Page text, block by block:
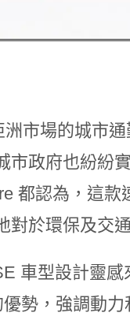
市場的城市
政府也紛紛
都認為，這款
於環保及交
車型設計靈
勢，強調動